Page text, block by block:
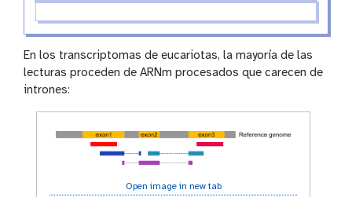
En los transcriptomas de eucariotas, la mayoría de las
lecturas proceden de ARNm procesados que carecen de
intrones:
Open image in new tab